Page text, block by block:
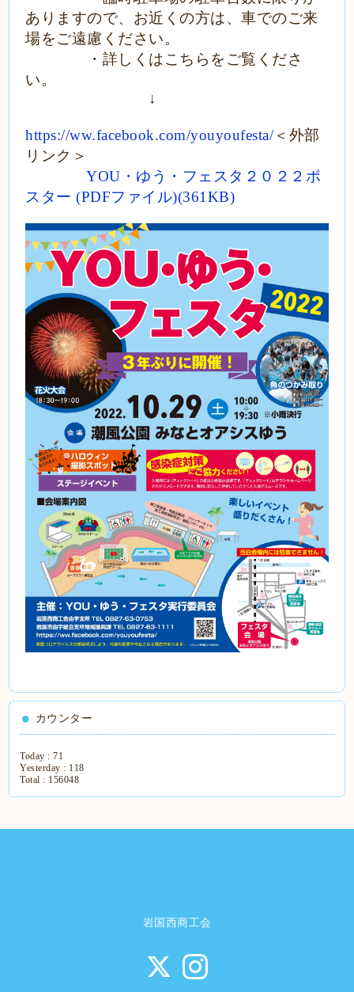
ありますので、お近くの方は、車でのご来
場をご遠慮ください。
・詳しくはこちらをご覧くださ
い。
↓
https://ww.facebook.com/youyoufesta/＜外部
リンク＞
YOU・ゆう・フェスタ２０２２ポ
スター (PDFファイル)(361KB)
カウンター
Today :71
Yesterday : 118
Total : 156048
岩国西商工会